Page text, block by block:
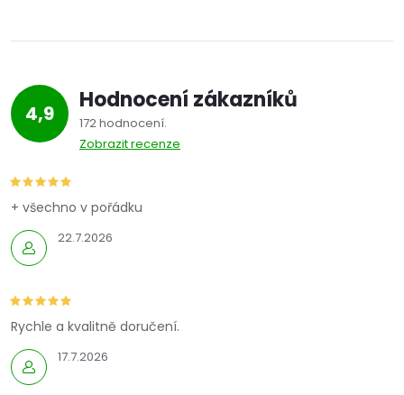
4,9 Hodnocení zákazníků
172 hodnocení
Zobrazit recenze
22.7.2026
+ všechno v pořádku
17.7.2026
Rychle a kvalitně doručení.